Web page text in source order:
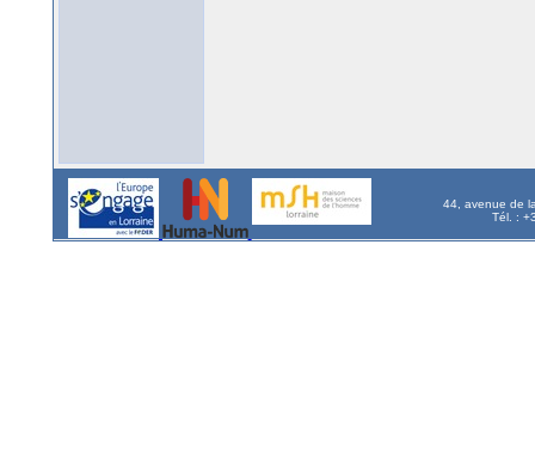
44, avenue de
Tél. :